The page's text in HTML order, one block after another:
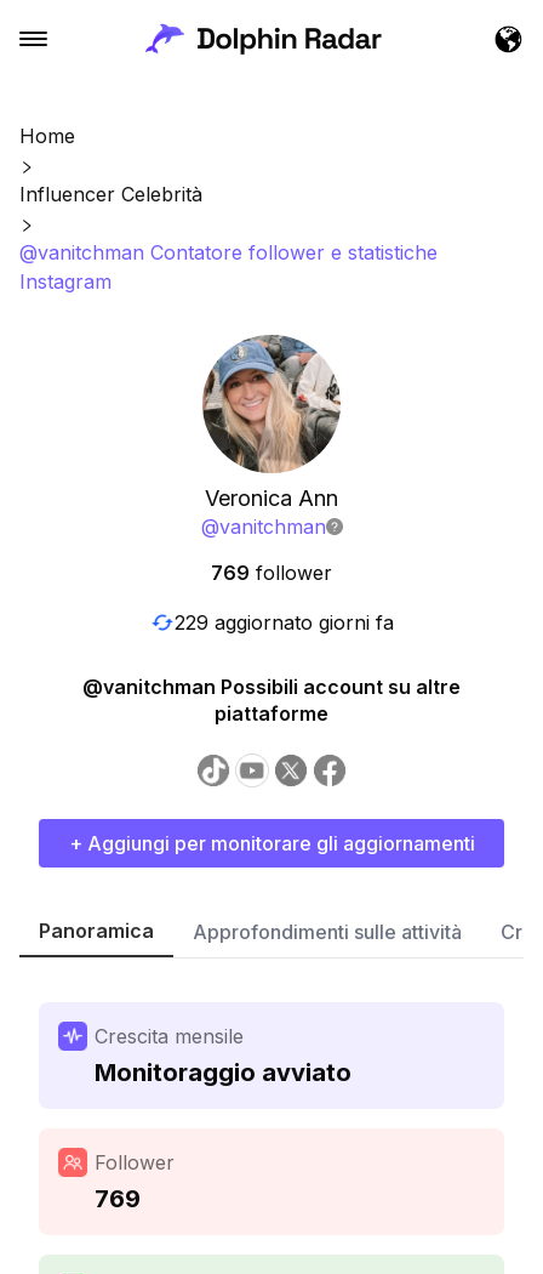
Home
Influencer Celebrità
@vanitchman Contatore follower e statistiche
Instagram
Veronica Ann
@vanitchman
769 follower
229 aggiornato giorni fa
@vanitchman Possibili account su altre
piattaforme
+ Aggiungi per monitorare gli aggiornamenti
Panoramica Approfondimenti sulle attività
Crescita mensile
Monitoraggio avviato
Follower
769